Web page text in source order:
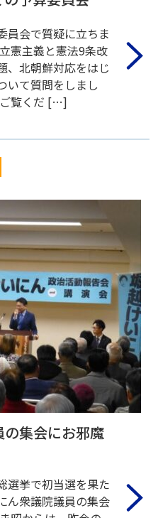
員会で質疑に立ちま
憲主義と憲法9条改
、北朝鮮対応をはじ
いて質問をしまし
覧くだ […]
集会にお邪魔
選挙で初当選を果た
ん衆議院議員の集会